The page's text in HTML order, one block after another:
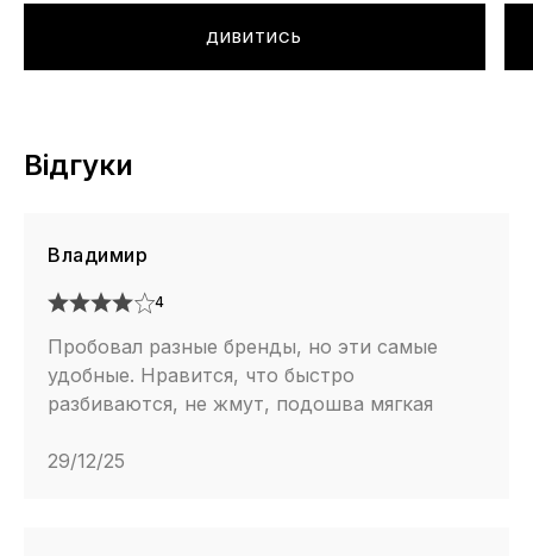
ДИВИТИСЬ
Відгуки
Владимир
4
Пробовал разные бренды, но эти самые
удобные. Нравится, что быстро
разбиваются, не жмут, подошва мягкая
29/12/25